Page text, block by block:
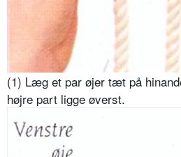
(1) Læg et par øjer tæt på
højre part ligge øverst.